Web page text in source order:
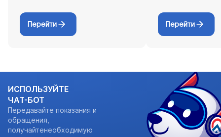
Перейти Перейти
ИСПОЛЬЗУЙТЕ
ЧАТ-БОТ
Передавайте показания и
обращения,
получайтенеобходимую